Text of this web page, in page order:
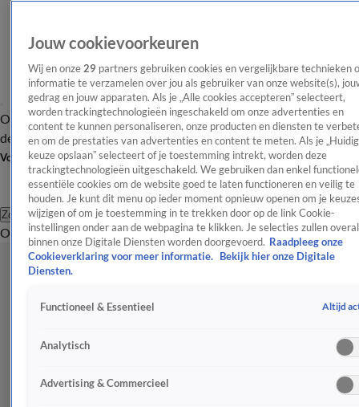
OverzichtAfleveringen Entertainment TV Algemeen
Tip
de redactieNieuwsbrief
Volg Shownieuws
Zoeken
OverzichtEntertainmentSpraakmakendRealityCrimeVideo's
Jouw cookievoorkeuren
Wij en onze 29 partners gebruiken cookies en vergelijkbare technieken
informatie te verzamelen over jou als gebruiker van onze website(s),
gedrag en jouw apparaten. Als je „Alle cookies accepteren” selecteert,
worden trackingtechnologieën ingeschakeld om onze advertenties en
content te kunnen personaliseren, onze producten en diensten te
en om de prestaties van advertenties en content te meten. Als je
keuze opslaan” selecteert of je toestemming intrekt, worden deze
trackingtechnologieën uitgeschakeld. We gebruiken dan enkel
essentiële cookies om de website goed te laten functioneren en veilig te
houden. Je kunt dit menu op ieder moment opnieuw openen om je
wijzigen of om je toestemming in te trekken door op de link Cookie-
instellingen onder aan de webpagina te klikken. Je selecties zullen overal
binnen onze Digitale Diensten worden doorgevoerd. Raadpleeg onze
Cookieverklaring voor meer informatie.
Bekijk hier onze Digitale
Diensten.
Functioneel & Essentieel Altijd
Analytisch
Advertising & Commercieel